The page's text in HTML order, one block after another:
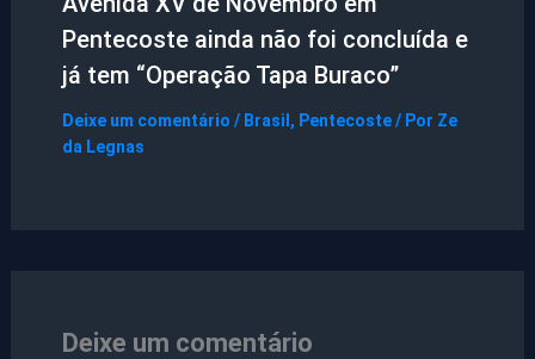
Pentecoste ainda não foi concluída e
já tem “Operação Tapa Buraco”
Deixe um comentário / Brasil, Pentecoste/ Por Ze
da Legnas
Deixe um comentário